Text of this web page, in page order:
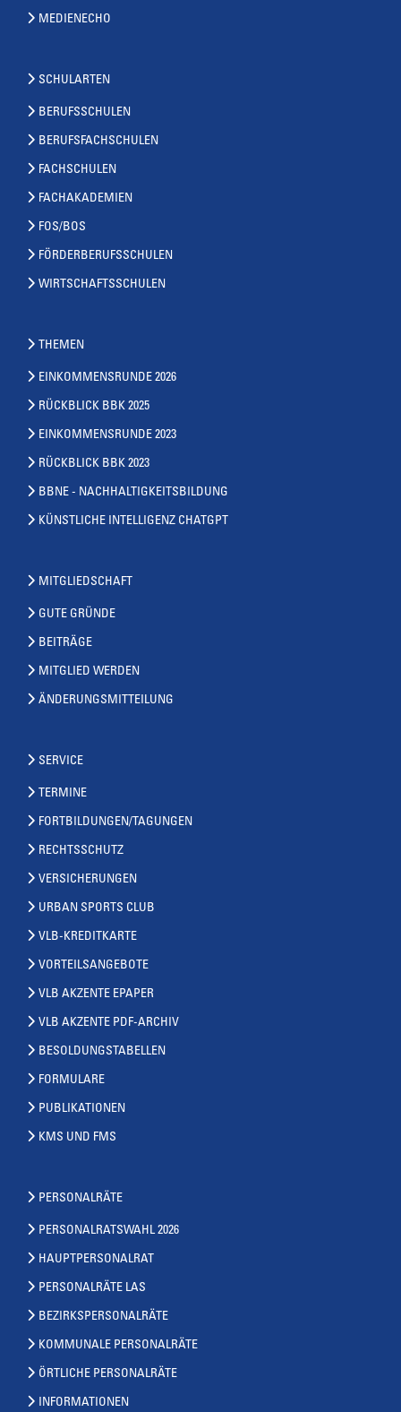
MEDIENECHO
SCHULARTEN
BERUFSSCHULEN
BERUFSFACHSCHULEN
FACHSCHULEN
FACHAKADEMIEN
FOS/BOS
FÖRDERBERUFSSCHULEN
WIRTSCHAFTSSCHULEN
THEMEN
EINKOMMENSRUNDE 2026
RÜCKBLICK BBK 2025
EINKOMMENSRUNDE 2023
RÜCKBLICK BBK 2023
BBNE - NACHHALTIGKEITSBILDUNG
KÜNSTLICHE INTELLIGENZ CHATGPT
MITGLIEDSCHAFT
GUTE GRÜNDE
BEITRÄGE
MITGLIED WERDEN
ÄNDERUNGSMITTEILUNG
SERVICE
TERMINE
FORTBILDUNGEN/TAGUNGEN
RECHTSSCHUTZ
VERSICHERUNGEN
URBAN SPORTS CLUB
VLB-KREDITKARTE
VORTEILSANGEBOTE
VLB AKZENTE EPAPER
VLB AKZENTE PDF-ARCHIV
BESOLDUNGSTABELLEN
FORMULARE
PUBLIKATIONEN
KMS UND FMS
PERSONALRÄTE
PERSONALRATSWAHL 2026
HAUPTPERSONALRAT
PERSONALRÄTE LAS
BEZIRKSPERSONALRÄTE
KOMMUNALE PERSONALRÄTE
ÖRTLICHE PERSONALRÄTE
INFORMATIONEN